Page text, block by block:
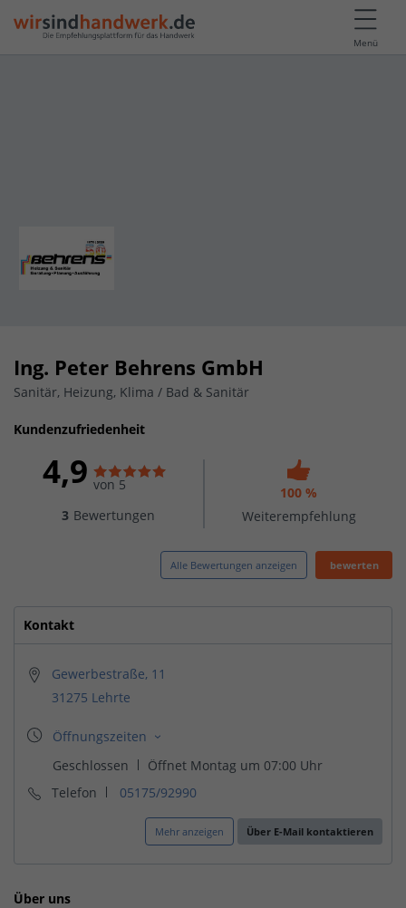
Menü
Ing. Peter Behrens GmbH
Sanitär, Heizung, Klima / Bad & Sanitär
Kundenzufriedenheit
4,9 von 5
3 Bewertungen
100 %
Weiterempfehlung
Alle Bewertungen anzeigen bewerten
Kontakt
Gewerbestraße, 11
31275 Lehrte
Telefon 05175/92990
Mehr anzeigen Über E-Mail kontaktieren
Über uns